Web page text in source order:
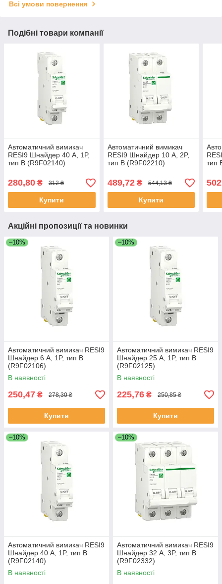
Всі умови повернення
Подібні товари компанії
Автоматичний вимикач
RESI9 Шнайдер 40 A, 1P,
тип В (R9F02140)
280,80 ₴ 312 ₴
Купити
Автоматичний вимикач
RESI9 Шнайдер 10 А, 2P,
тип В (R9F02210)
489,72₴ 544,13 ₴
Купити
тип
Акційні пропозиції та новинки
–10%
Автоматичний вимикач RESI9
Шнайдер 6 A, 1P, тип В
(R9F02106)
В наявності
250,47 ₴ 278,30 ₴
Купити
–10%
Автоматичний вимикач RESI9
Шнайдер 25 A, 1P, тип В
(R9F02125)
В наявності
225,76 ₴ 250,85 ₴
Купити
–10%
Автоматичний вимикач RESI9
Шнайдер 40 A, 1P, тип В
(R9F02140)
В наявності
–10%
Автоматичний вимикач RESI9
Шнайдер 32 A, 3P, тип В
(R9F02332)
В наявності